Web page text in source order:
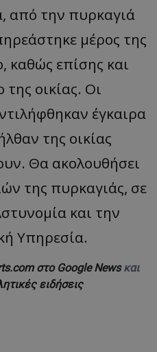
από την πυρκαγιά
μέρος της
καθώς επίσης και
οικίας. Οι
έγκαιρα
της οικίας
Θα ακολουθήσει
της πυρκαγιάς, σε
και την
Υπηρεσία.
στο Google Newsκαι
ειδήσεις